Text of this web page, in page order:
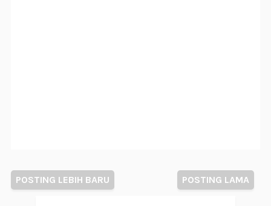
POSTING LEBIH BARU POSTING LAMA